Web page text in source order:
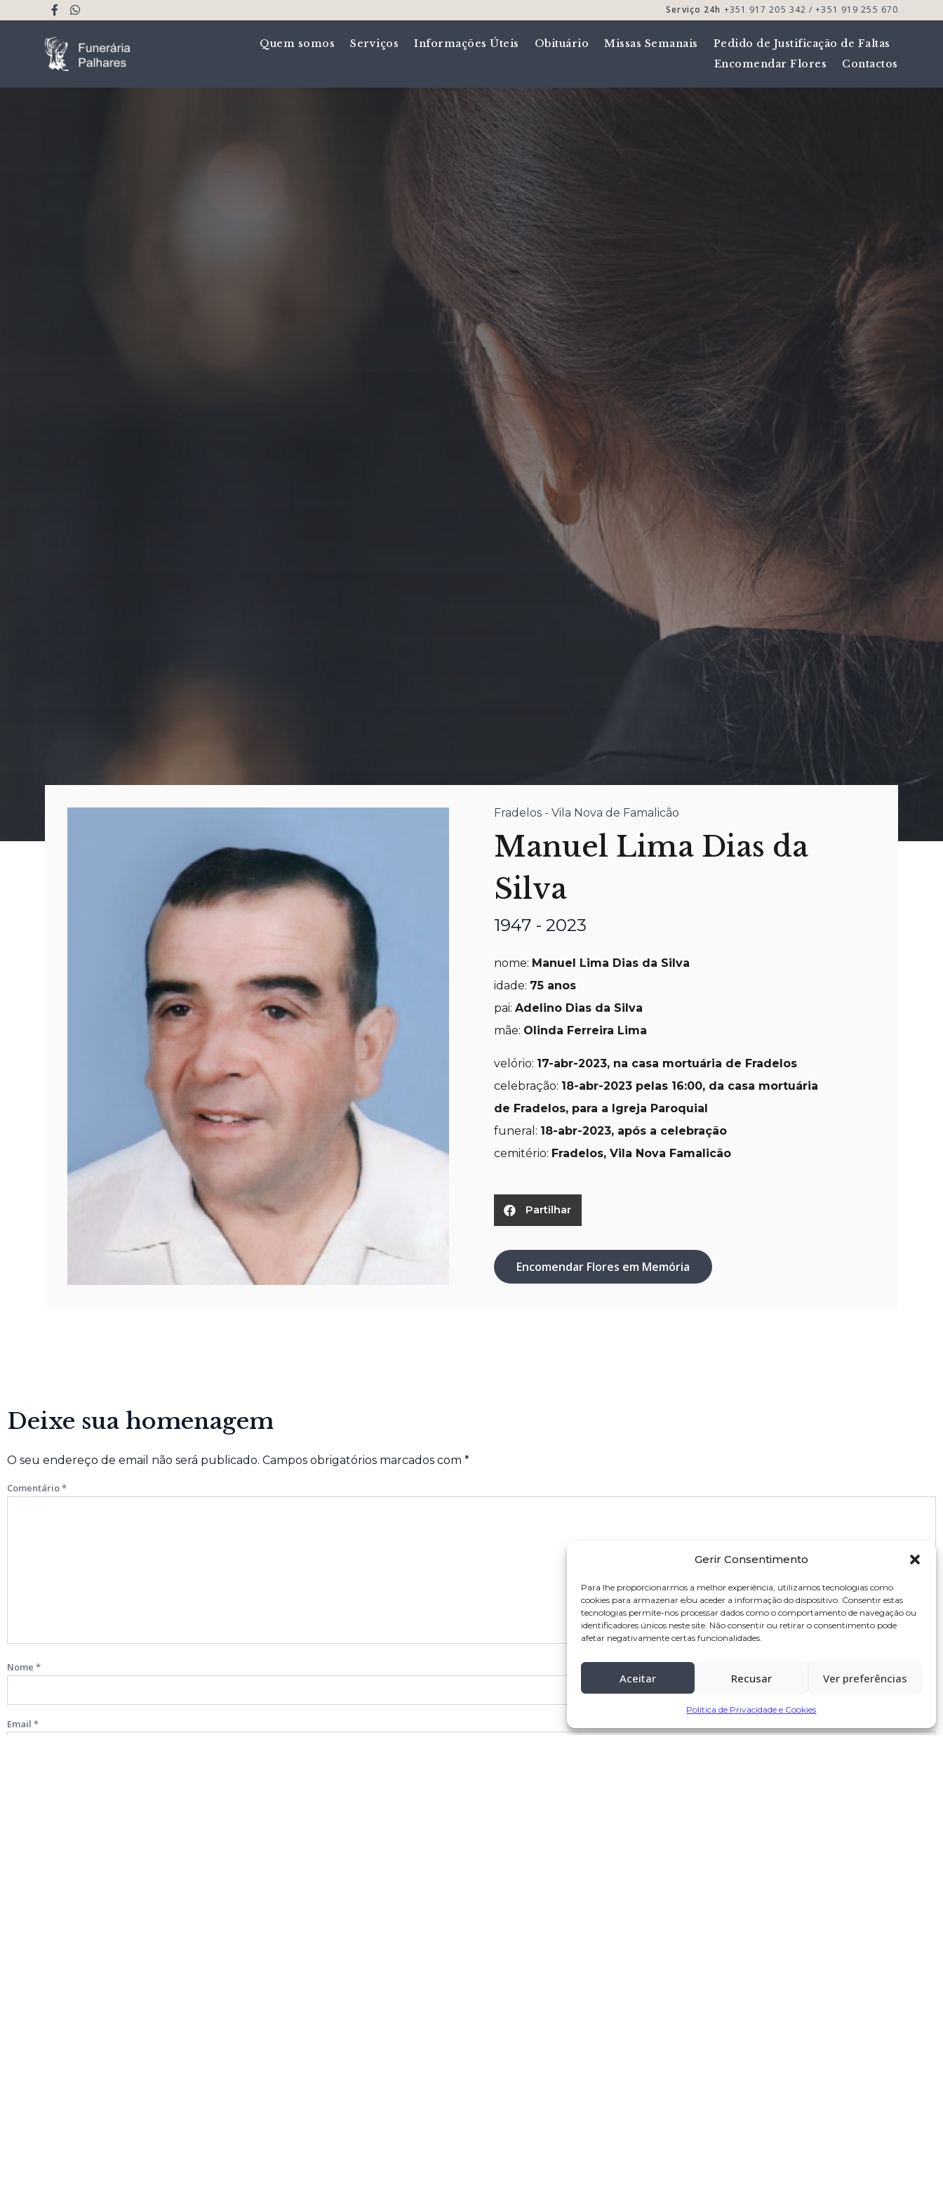
Gerir Consentimento
Para lhe proporcionarmos a melhor experiência, utilizamos tecnologias como
cookies para armazenar e/ou aceder a informação do dispositivo. Consentir estas
tecnologias permite-nos processar dados como o comportamento de navegação ou
identificadores únicos neste site. Não consentir ou retirar o consentimento pode
afetar negativamente certas funcionalidades.
Aceitar Recusar Ver preferências
Política de Privacidade e Cookies
Serviço 24h +351 917 205 342 / +351 919 255 670
Quem somos Serviços Informações Úteis Obituário Missas Semanais
Pedido de Justificação de Faltas
Encomendar Flores
Contactos
Fradelos - Vila Nova de Famalicão
Manuel Lima Dias da
Silva
1947 - 2023
nome: Manuel Lima Dias da Silva
idade: 75 anos
pai: Adelino Dias da Silva
mãe: Olinda Ferreira Lima
velório: 17-abr-2023, na casa mortuária de Fradelos
celebração: 18-abr-2023 pelas 16:00, da casa mortuária
de Fradelos, para a Igreja Paroquial
funeral: 18-abr-2023, após a celebração
cemitério: Fradelos, Vila Nova Famalicão
Partilhar
Encomendar Flores em Memória
Deixe sua homenagem
O seu endereço de email não será publicado. Campos obrigatórios marcados com *
Comentário*
Nome *
Email *